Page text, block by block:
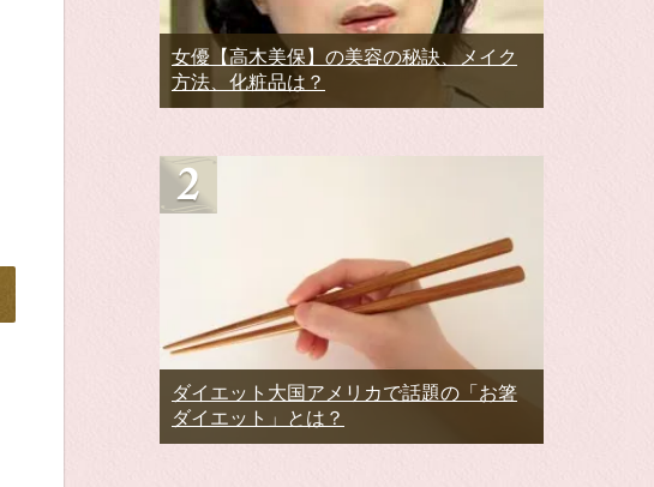
女優【高木美保】の美容の秘訣、メイク
方法、化粧品は？
ダイエット大国アメリカで話題の「お箸
ダイエット」とは？